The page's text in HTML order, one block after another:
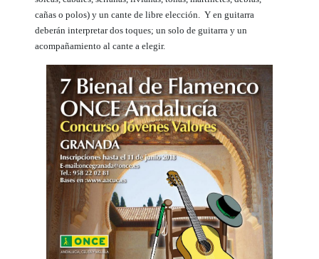
cañas o polos) y un cante de libre elección. Y en guitarra
deberán interpretar dos toques; un solo de guitarra y un
acompañamiento al cante a elegir.